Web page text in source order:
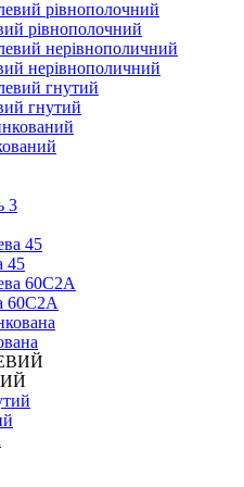
рівнополочний
нерівнополичний
гнутий
45
60С2А